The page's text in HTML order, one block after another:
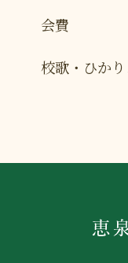
会費
校歌・ひかり